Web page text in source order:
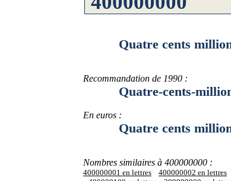
Quatre cents
Recommandation de 1990 :
Quatre-cents-
En euros :
Quatre cents
Nombres similaires à 400000000 :
400000001 en lettres 400000002 en lettres